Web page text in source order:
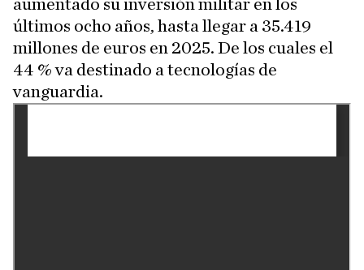
aumentado su inversión militar en los
últimos ocho años, hasta llegar a 35.419
millones de euros en 2025. De los cuales el
44 % va destinado a tecnologías de
vanguardia.